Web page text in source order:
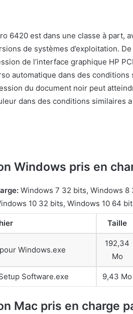
6420 est dans une classe à part,
de systèmes d’exploitation.
de l’interface graphique HP
automatique dans des conditions
du document noir peut
dans des conditions similaires
Windows pris en
Windows 7 32 bits, Windows
10 32 bits, Windows 10 64
Taille
Windows.exe
192,34
Mo
Software.exe 9,43 Mo
Mac pris en charge